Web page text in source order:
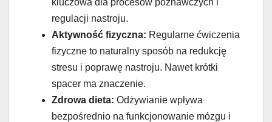
regulacji nastroju.
Aktywność fizyczna: Regularne ćwiczenia
fizyczne to naturalny sposób na redukcję
stresu i poprawę nastroju. Nawet krótki
spacer ma znaczenie.
Zdrowa dieta: Odżywianie wpływa
bezpośrednio na funkcjonowanie mózgu i